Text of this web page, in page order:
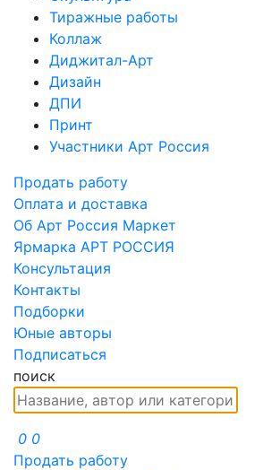
Тиражные работы
Коллаж
Диджитал-Арт
Дизайн
ДПИ
Принт
Участники Арт Россия
Продать работу
Оплата и доставка
Об Арт Россия Маркет
Ярмарка АРТ РОССИЯ
Консультация
Контакты
Подборки
Юные авторы
Подписаться
поиск
0 0
Продать работу